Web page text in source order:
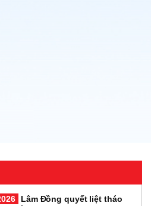
Lâm Đồng quyết liệt tháo